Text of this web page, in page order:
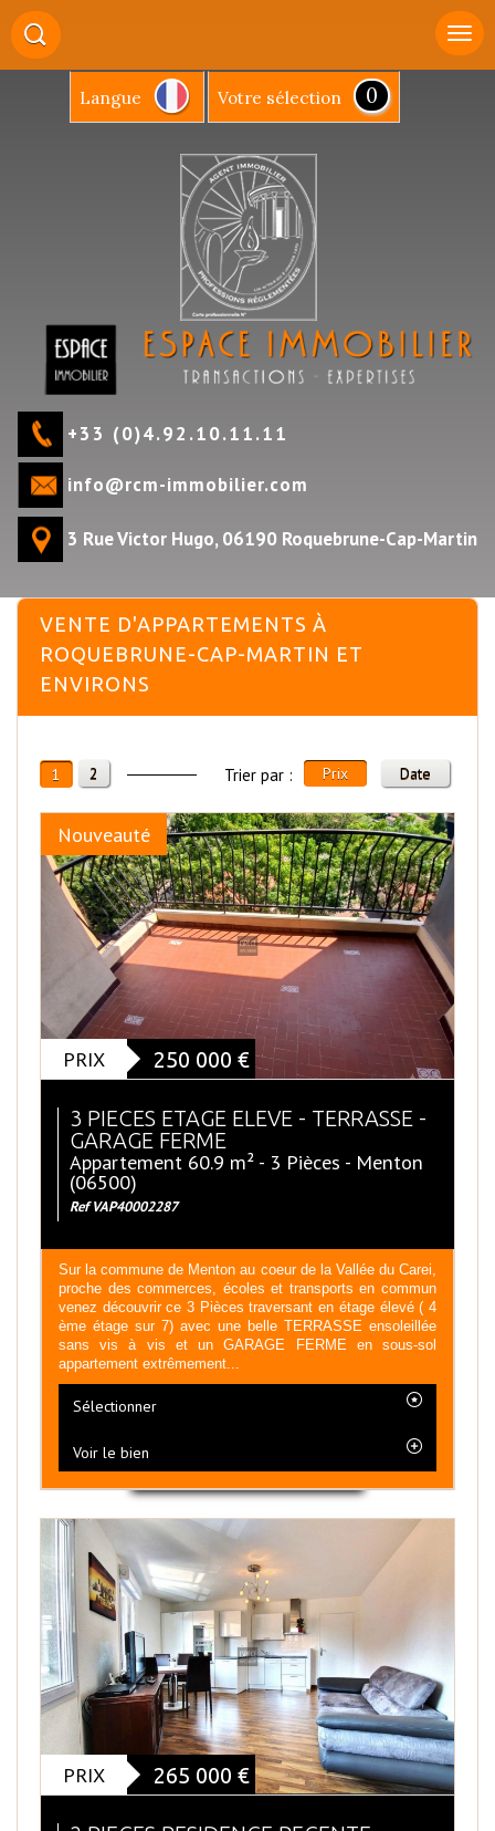
Langue votre sélection 0
+33 (0)4.92.10.11.11
info@rcm-immobilier.com
3 Rue Victor Hugo, 06190 Roquebrune-Cap-Martin
VENTE D'APPARTEMENTS À
ROQUEBRUNE-CAP-MARTIN ET
ENVIRONS
1 2 Trier par : Prix Date
Nouveauté
PRIX 250 000 €
3 PIECES ETAGE ELEVE - TERRASSE -
GARAGE FERME
Appartement 60.9 m² - 3 Pièces - Menton
(06500)
Ref VAP40002287
Sur la commune de Menton au coeur de la Vallée du Carei,
proche des commerces, écoles et transports en commun
venez découvrir ce 3 Pièces traversant en étage élevé ( 4
ème étage sur 7) avec une belle TERRASSE ensoleillée
sans vis à vis et un GARAGE FERME en sous-sol
appartement extrêmement...
Sélectionner
Voir le bien
PRIX 265 000 €